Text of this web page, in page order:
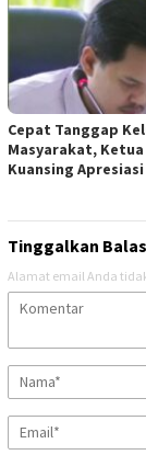
Cepat Tanggap
Masyarakat,
Kuansing Apresiasi
Tinggalkan
Alamat email Anda